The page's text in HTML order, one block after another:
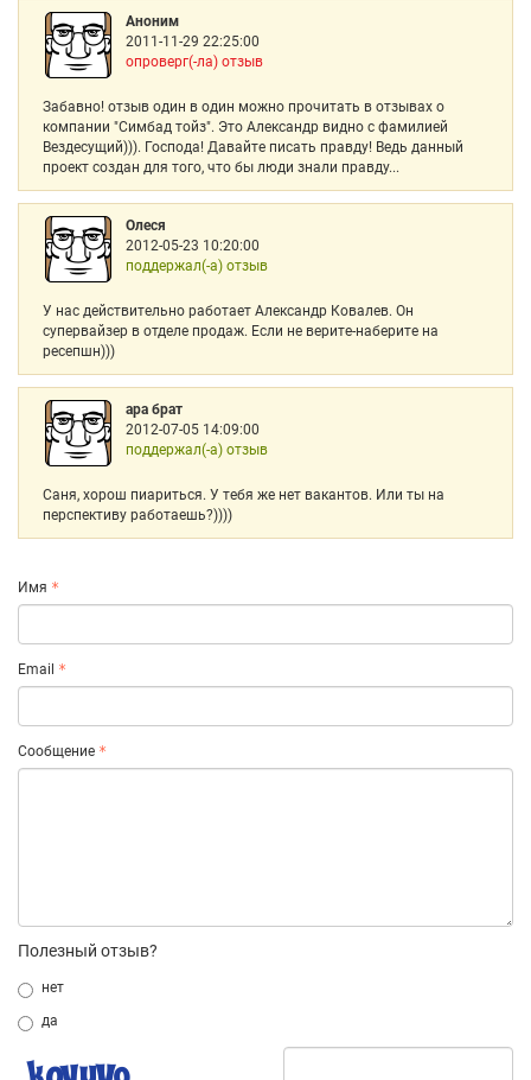
Аноним
2011-11-29 22:25:00
опроверг(-ла) отзыв
Забавно! отзыв один в один можно прочитать в отзывах о
компании "Симбад тойз". Это Александр видно с фамилией
Вездесущий))). Господа! Давайте писать правду! Ведь данный
проект создан для того, что бы люди знали правду...
Олеся
2012-05-23 10:20:00
поддержал(-а) отзыв
У нас действительно работает Александр Ковалев. Он
супервайзер в отделе продаж. Если не верите-наберите на
ресепшн)))
ара брат
2012-07-05 14:09:00
поддержал(-а) отзыв
Саня, хорош пиариться. У тебя же нет вакантов. Или ты на
перспективу работаешь?))))
Имя
Email
Сообщение
Полезный отзыв?
нет
да